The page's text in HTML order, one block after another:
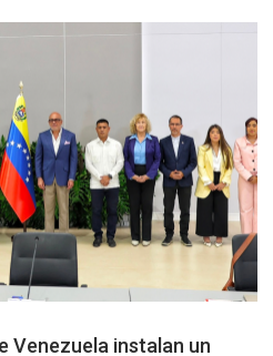
Venezuela instalan un